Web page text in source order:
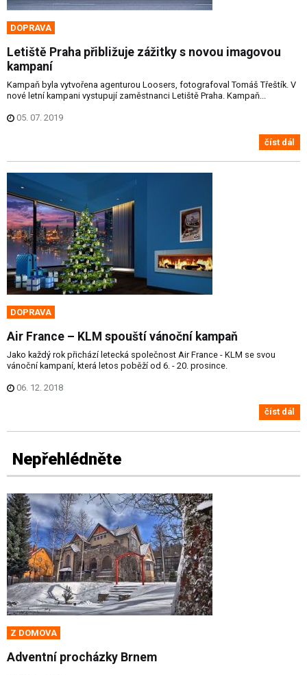
DOPRAVA
Letiště Praha přibližuje zážitky s novou imagovou
kampaní
Kampaň byla vytvořena agenturou Loosers, fotografoval Tomáš Třeštík. V
nové letní kampani vystupují zaměstnanci Letiště Praha. Kampaň...
05. 07. 2019
číst dál
DOPRAVA
Air France – KLM spouští vánoční kampaň
Jako každý rok přichází letecká společnost Air France - KLM se svou
vánoční kampaní, která letos poběží od 6. - 20. prosince.
06. 12. 2018
číst dál
Nepřehlédněte
Z DOMOVA
Adventní procházky Brnem